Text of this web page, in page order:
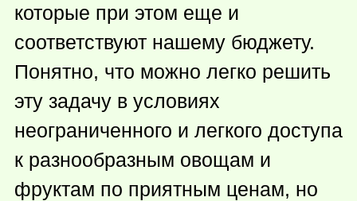
которые при этом еще и
соответствуют нашему бюджету.
Понятно, что можно легко решить
эту задачу в условиях
неограниченного и легкого доступа
к разнообразным овощам и
фруктам по приятным ценам, но